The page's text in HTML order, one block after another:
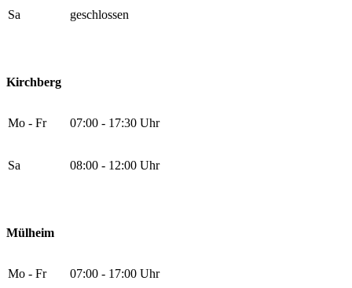
Sa geschlossen
Kirchberg
Mo - Fr 07:00 - 17:30 Uhr
Sa 08:00 - 12:00 Uhr
Mülheim
Mo - Fr 07:00 - 17:00 Uhr